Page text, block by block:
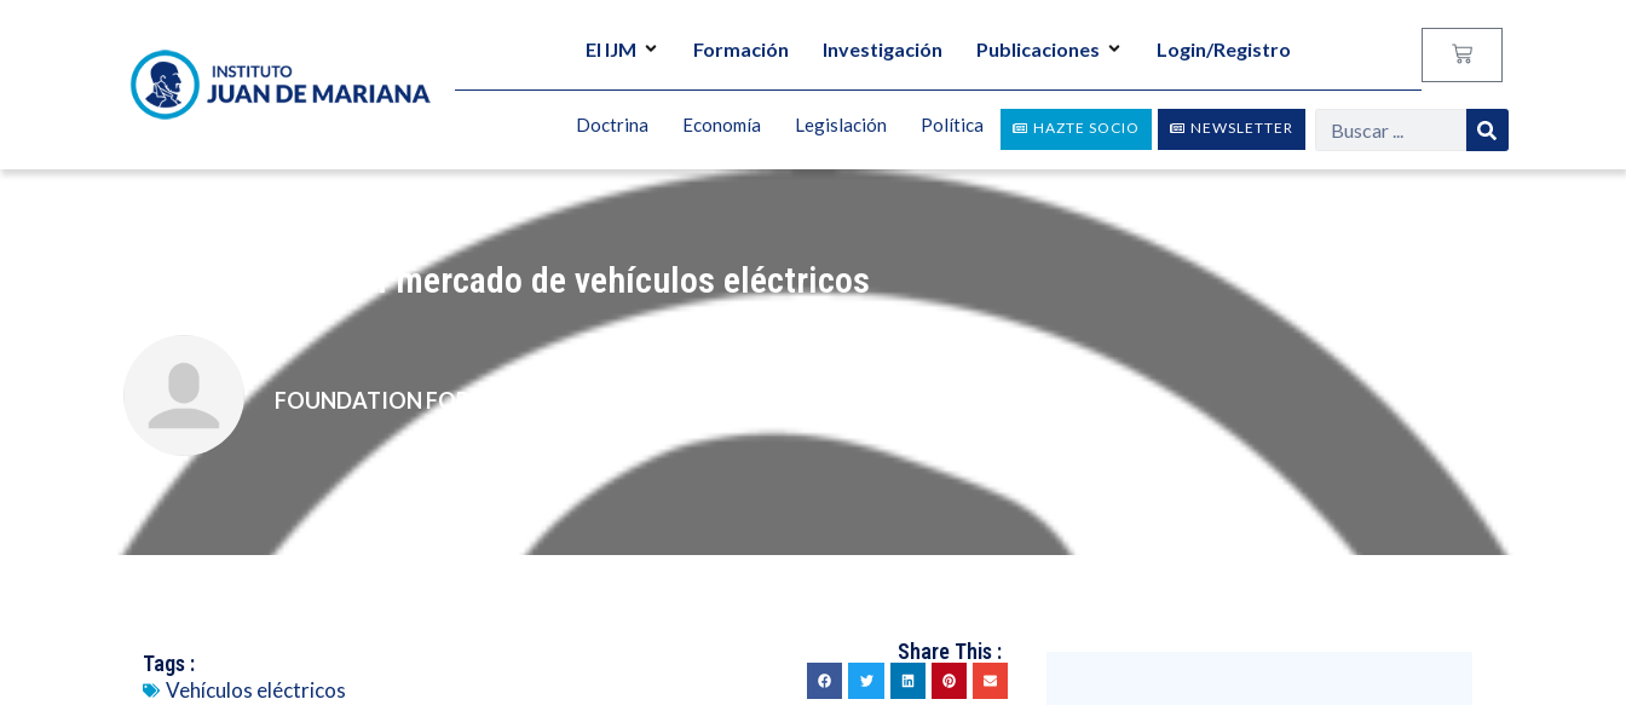
El IJM Formación Investigación Publicaciones Login/Registro
NEWSLETTER
HAZTE SOCIO
Doctrina Economía Legislación Política
Por qué flaquea el mercado de vehículos eléctricos
FOUNDATION FOR ECONOMIC EDUCATION
Tags :
Vehículos eléctricos
Share This :